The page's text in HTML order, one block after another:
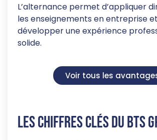
L’alternance permet d’appliquer
les enseignements en entreprise
développer une expérience
solide.
Voir tous les
Les chiffres clés du BTS